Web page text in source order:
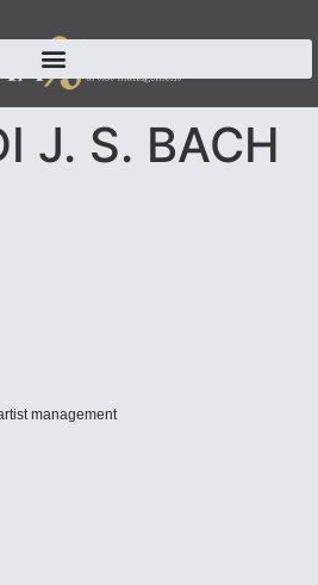
J. S. BACH
management